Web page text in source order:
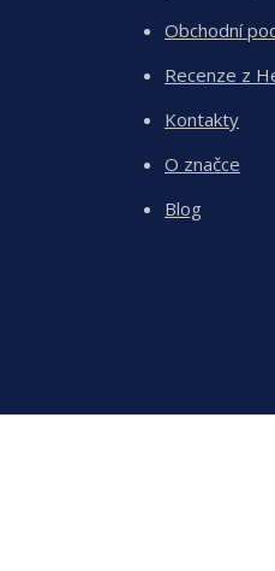
Obchodní
Recenze z
Kontakty
O značce
Blog